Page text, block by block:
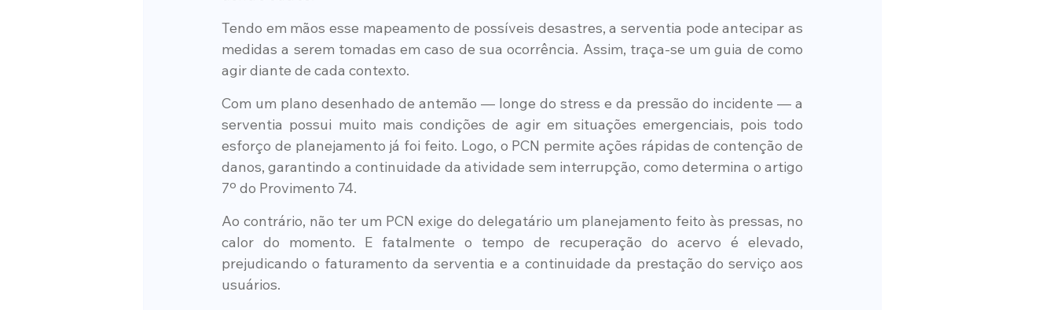
Tendo em mãos esse mapeamento de possíveis desastres, a serventia pode antecipar as
medidas a serem tomadas em caso de sua ocorrência. Assim, traça-se um guia de como
agir diante de cada contexto.
Com um plano desenhado de antemão — longe do stress e da pressão do incidente — a
serventia possui muito mais condições de agir em situações emergenciais, pois todo
esforço de planejamento já foi feito. Logo, o PCN permite ações rápidas de contenção de
danos, garantindo a continuidade da atividade sem interrupção, como determina o artigo
7º do Provimento 74.
Ao contrário, não ter um PCN exige do delegatário um planejamento feito às pressas, no
calor do momento. E fatalmente o tempo de recuperação do acervo é elevado,
prejudicando o faturamento da serventia e a continuidade da prestação do serviço aos
usuários.